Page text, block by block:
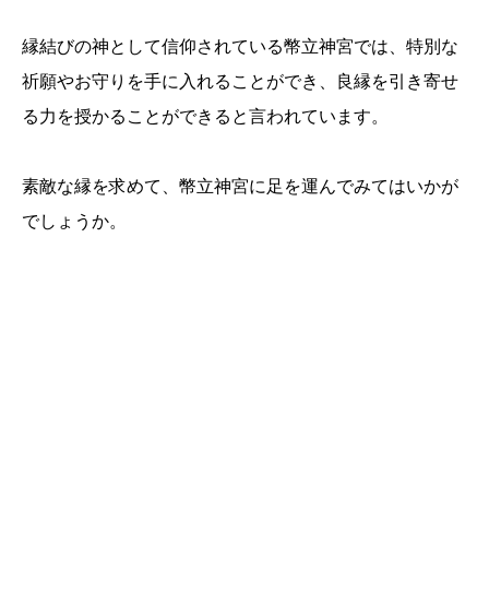
縁結びの神として信仰されている幣立神宮では、特別な
祈願やお守りを手に入れることができ、良縁を引き寄せ
る力を授かることができると言われています。
素敵な縁を求めて、幣立神宮に足を運んでみてはいかが
でしょうか。